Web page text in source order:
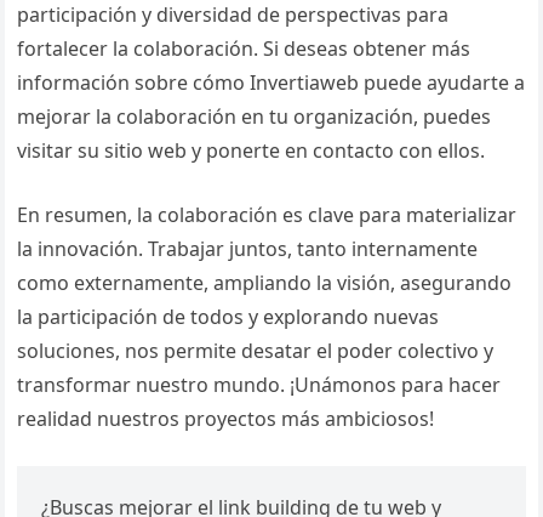
participación y diversidad de perspectivas para
fortalecer la colaboración. Si deseas obtener más
información sobre cómo Invertiaweb puede ayudarte a
mejorar la colaboración en tu organización, puedes
visitar su sitio web y ponerte en contacto con ellos.
En resumen, la colaboración es clave para materializar
la innovación. Trabajar juntos, tanto internamente
como externamente, ampliando la visión, asegurando
la participación de todos y explorando nuevas
soluciones, nos permite desatar el poder colectivo y
transformar nuestro mundo. ¡Unámonos para hacer
realidad nuestros proyectos más ambiciosos!
¿Buscas mejorar el link building de tu web y